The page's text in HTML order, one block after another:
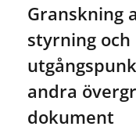
Granskning
styrning
andra
dokument